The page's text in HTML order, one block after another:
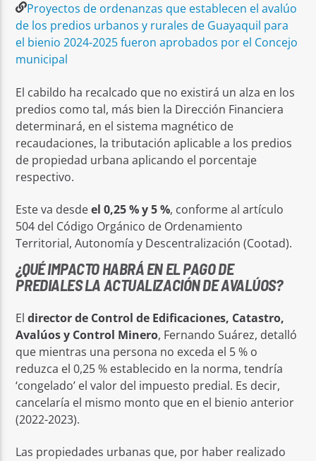
Proyectos de ordenanzas que establecen el avalúo
de los predios urbanos y rurales de Guayaquil para
el bienio 2024-2025 fueron aprobados por el Concejo
municipal
El cabildo ha recalcado que no existirá un alza en los
predios como tal, más bien la Dirección Financiera
determinará, en el sistema magnético de
recaudaciones, la tributación aplicable a los predios
de propiedad urbana aplicando el porcentaje
respectivo.
Este va desdeel 0,25 % y 5 %, conforme al artículo
504 del Código Orgánico de Ordenamiento
Territorial, Autonomía y Descentralización (Cootad).
¿QUÉ IMPACTO HABRÁ EN EL PAGO DE
PREDIALES LA ACTUALIZACIÓN DE AVALÚOS?
Eldirector de Control de Edificaciones, Catastro,
Avalúos y Control Minero, Fernando Suárez, detalló
que mientras una persona no exceda el 5 % o
reduzca el 0,25 % establecido en la norma, tendría
‘congelado’ el valor del impuesto predial. Es decir,
cancelaría el mismo monto que en el bienio anterior
(2022-2023).
Las propiedades urbanas que, por haber realizado